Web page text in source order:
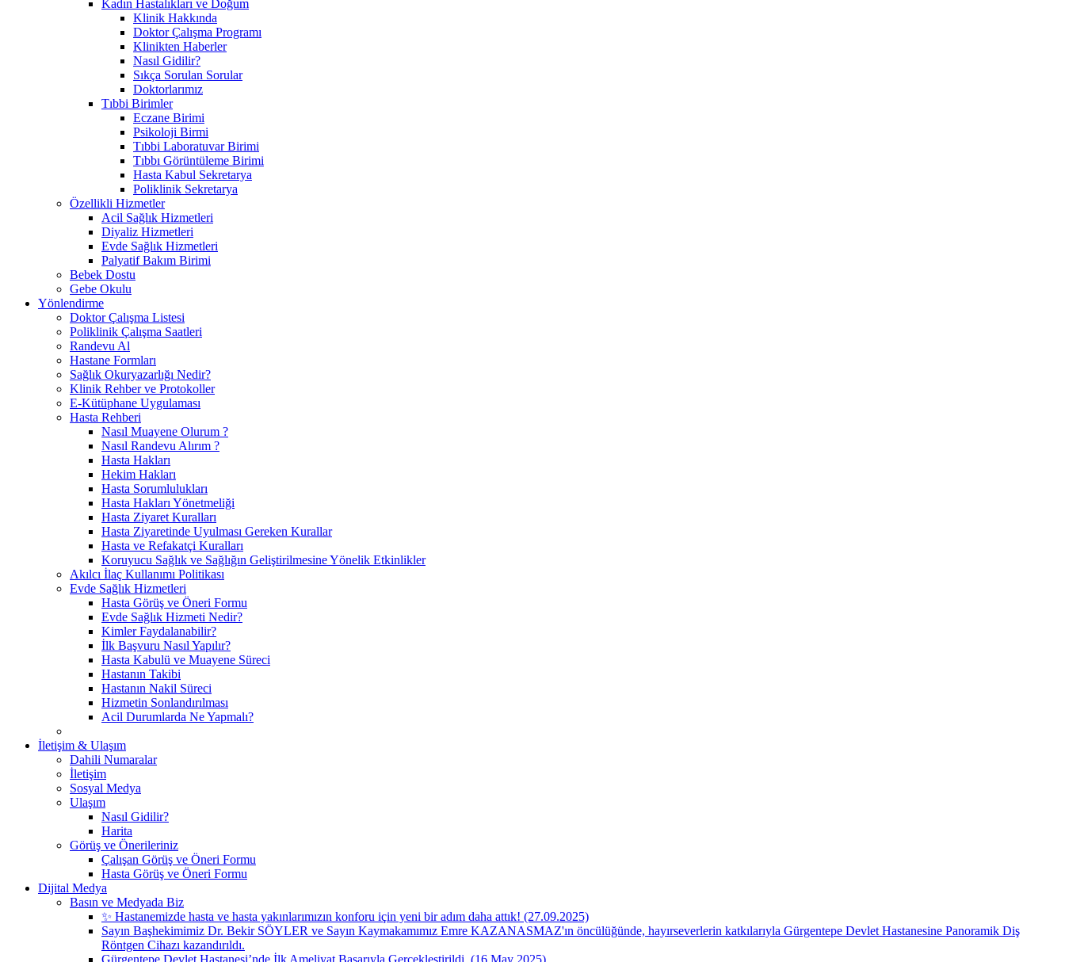
Kadın Hastalıkları ve Doğum
Klinik Hakkında
Doktor Çalışma Programı
Klinikten Haberler
Nasıl Gidilir?
Sıkça Sorulan Sorular
Doktorlarımız
Tıbbi Birimler
Eczane Birimi
Psikoloji Birmi
Tıbbi Laboratuvar Birimi
Tıbbı Görüntüleme Birimi
Hasta Kabul Sekretarya
Poliklinik Sekretarya
Özellikli Hizmetler
Acil Sağlık Hizmetleri
Diyaliz Hizmetleri
Evde Sağlık Hizmetleri
Palyatif Bakım Birimi
Bebek Dostu
Gebe Okulu
Yönlendirme
Doktor Çalışma Listesi
Poliklinik Çalışma Saatleri
Randevu Al
Hastane Formları
Sağlık Okuryazarlığı Nedir?
Klinik Rehber ve Protokoller
E-Kütüphane Uygulaması
Hasta Rehberi
Nasıl Muayene Olurum ?
Nasıl Randevu Alırım ?
Hasta Hakları
Hekim Hakları
Hasta Sorumlulukları
Hasta Hakları Yönetmeliği
Hasta Ziyaret Kuralları
Hasta Ziyaretinde Uyulması Gereken Kurallar
Hasta ve Refakatçi Kuralları
Koruyucu Sağlık ve Sağlığın Geliştirilmesine Yönelik Etkinlikler
Akılcı İlaç Kullanımı Politikası
Evde Sağlık Hizmetleri
Hasta Görüş ve Öneri Formu
Evde Sağlık Hizmeti Nedir?
Kimler Faydalanabilir?
İlk Başvuru Nasıl Yapılır?
Hasta Kabulü ve Muayene Süreci
Hastanın Takibi
Hastanın Nakil Süreci
Hizmetin Sonlandırılması
Acil Durumlarda Ne Yapmalı?
İletişim & Ulaşım
Dahili Numaralar
İletişim
Sosyal Medya
Ulaşım
Nasıl Gidilir?
Harita
Görüş ve Önerileriniz
Çalışan Görüş ve Öneri Formu
Hasta Görüş ve Öneri Formu
Dijital Medya
Basın ve Medyada Biz
✨ Hastanemizde hasta ve hasta yakınlarımızın konforu için yeni bir adım daha attık! (27.09.2025)
Sayın Başhekimimiz Dr. Bekir SÖYLER ve Sayın Kaymakamımız Emre KAZANASMAZ'ın öncülüğünde, hayırseverlerin katkılarıyla Gürgentepe Devlet Hastanesine Panoramik Diş
Röntgen Cihazı kazandırıldı.
Gürgentepe Devlet Hastanesi’nde İlk Ameliyat Başarıyla Gerçekleştirildi. (16 May 2025)